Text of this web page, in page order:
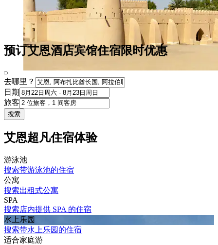
预订艾恩酒店宾馆住宿限时优惠
去哪里？
日期
旅客
搜索
艾恩超凡住宿体验
游泳池
搜索带游泳池的住宿
公寓
搜索出租式公寓
SPA
搜索店内提供 SPA 的住宿
水上乐园
搜索带水上乐园的住宿
适合家庭游